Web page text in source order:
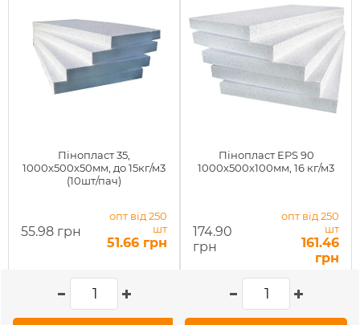
Пінопласт 35,
1000х500х50мм, до 15кг/м3
(10шт/пач)
55.98 грн
опт від 250
шт
51.66 грн
Пінопласт EPS 90
1000х500х100мм, 16 кг/м3
174.90
грн
опт від 250
шт
161.46
грн